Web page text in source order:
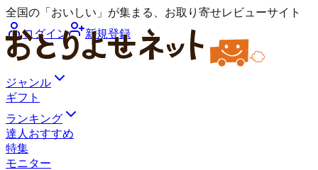
全国の「おいしい」が集まる、お取り寄せレビューサイト
ログイン
新規登録
ジャンル
ギフト
ランキング
達人おすすめ
特集
モニター